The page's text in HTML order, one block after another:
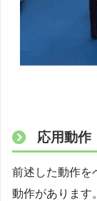
応用動作
前述した動作を
動作があります。